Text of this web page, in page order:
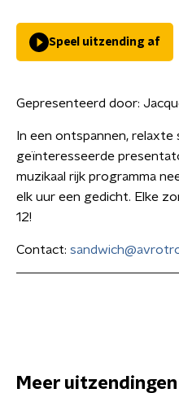
Speel uitzending af
Gepresenteerd door:
In een ontspannen,
geïnteresseerde
muzikaal rijk programma
elk uur een gedicht. Elke
12!
Contact:
Meer uitzendingen